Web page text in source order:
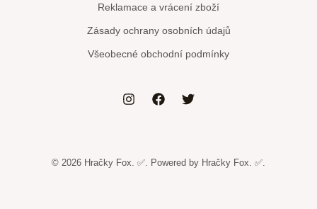
Reklamace a vrácení zboží
Zásady ochrany osobních údajů
Všeobecné obchodní podmínky
© 2026 Hračky Fox. ✅. Powered by Hračky Fox. ✅.